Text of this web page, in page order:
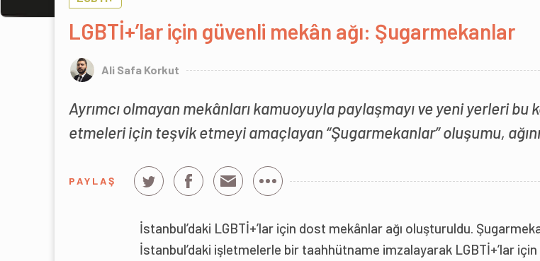
LGBTİ+’lar için güvenli mekân ağı: Şugarmekanlar
Ali Safa Korkut
Ayrımcı olmayan mekânları kamuoyuyla paylaşmayı ve yeni yerleri bu
etmeleri için teşvik etmeyi amaçlayan “Şugarmekanlar” oluşumu,
PAYLAŞ
İstanbul’daki LGBTİ+’lar için dost mekânlar ağı oluşturuldu.
İstanbul’daki işletmelerle bir taahhütname imzalayarak LGBTİ+’lar için